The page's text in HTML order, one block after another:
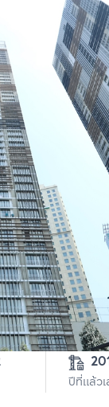
ปีที่แล้ว